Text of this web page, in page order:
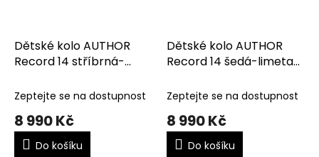
Dětské kolo AUTHOR
Record 14 stříbrná-
Zeptejte se na dostupnost
8 990 Kč
Do košíku
Dětské kolo AUTHOR
Record 14 šedá-limeta-
Zeptejte se na dostupnost
8 990 Kč
Do košíku